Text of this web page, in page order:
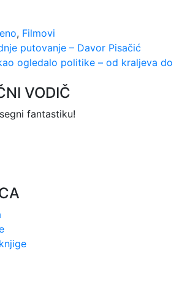
, Filmovi
putovanje – Davor Pisačić
ogledalo politike – od kraljeva do
VODIČ
fantastiku!